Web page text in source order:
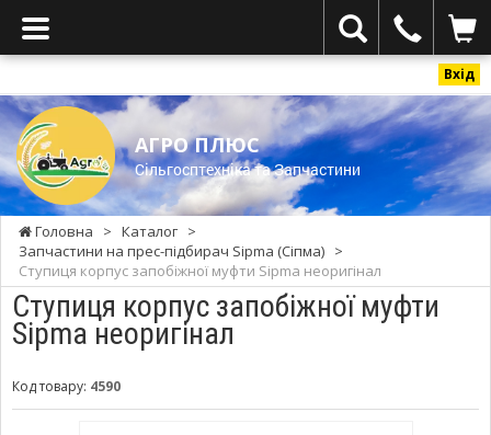
Вхід
АГРО ПЛЮС
Cільгосптехніка та Запчастини
Головна > Каталог >
Запчастини на прес-підбирач Sipma (Сіпма) >
Ступиця корпус запобіжної муфти Sipma неоригінал
Ступиця корпус запобіжної муфти
Sipma неоригінал
Код товару: 4590